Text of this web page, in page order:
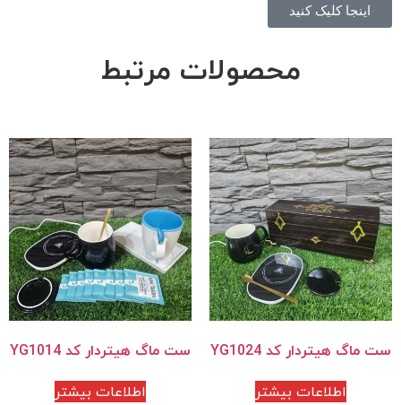
اینجا کلیک کنید
محصولات مرتبط
ست ماگ هیتردار کد YG1024
اطلاعات بیشتر
ست ماگ هیتردار کد YG1014
اطلاعات بیشتر